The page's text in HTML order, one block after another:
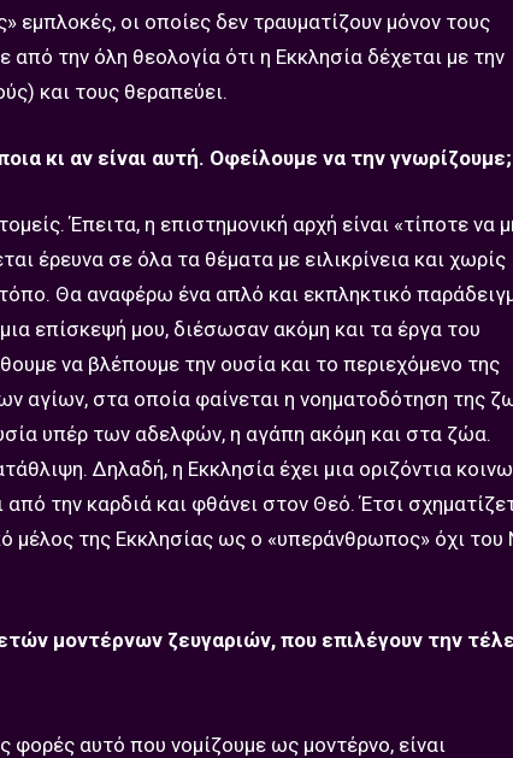
οι οποίες δεν τραυματίζουν μόνον τους
την όλη θεολογία ότι η Εκκλησία δέχεται με την
και τους θεραπεύει.
κι αν είναι αυτή. Οφείλουμε να την γνωρίζουμε;
Έπειτα, η επιστημονική αρχή είναι «τίποτε να
έρευνα σε όλα τα θέματα με ειλικρίνεια και χωρίς
Θα αναφέρω ένα απλό και εκπληκτικό
επίσκεψή μου, διέσωσαν ακόμη και τα έργα του
να βλέπουμε την ουσία και το περιεχόμενο της
αγίων, στα οποία φαίνεται η νοηματοδότηση της
υπέρ των αδελφών, η αγάπη ακόμη και στα ζώα.
Δηλαδή, η Εκκλησία έχει μια οριζόντια
την καρδιά και φθάνει στον Θεό. Έτσι
μέλος της Εκκλησίας ως ο «υπεράνθρωπος» όχι του
μοντέρνων ζευγαριών, που επιλέγουν την
αυτό που νομίζουμε ως μοντέρνο, είναι